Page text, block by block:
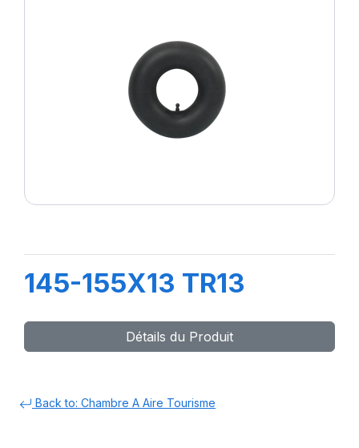
145-155X13 TR13
Détails du Produit
Back to: Chambre A Aire Tourisme